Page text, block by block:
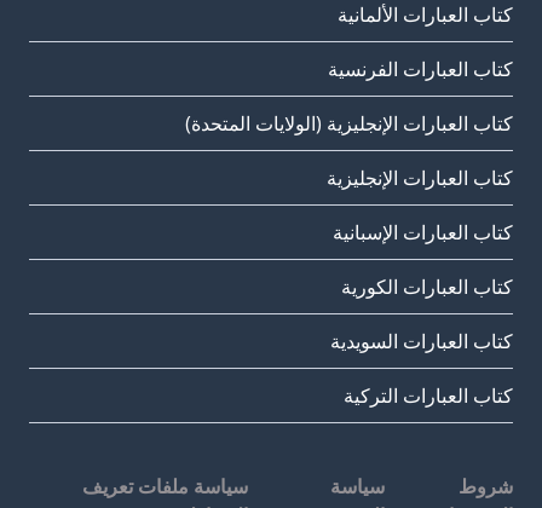
كتاب العبارات الألمانية
كتاب العبارات الفرنسية
كتاب العبارات الإنجليزية (الولايات المتحدة)
كتاب العبارات الإنجليزية
كتاب العبارات الإسبانية
كتاب العبارات الكورية
كتاب العبارات السويدية
كتاب العبارات التركية
شروط
سياسة
سياسة ملفات تعريف